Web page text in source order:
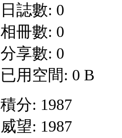
日誌數: 0
相冊數: 0
分享數: 0
已用空間: 0 B
積分: 1987
威望: 1987